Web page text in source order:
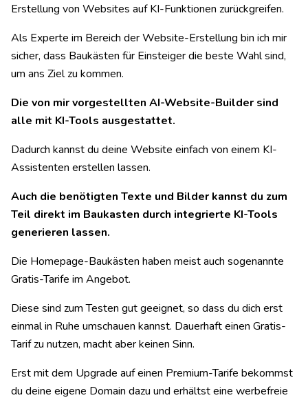
Erstellung von Websites auf KI-Funktionen zurückgreifen.
Als Experte im Bereich der Website-Erstellung bin ich mir
sicher, dass Baukästen für Einsteiger die beste Wahl sind,
um ans Ziel zu kommen.
Die von mir vorgestellten AI-Website-Builder sind
alle mit KI-Tools ausgestattet.
Dadurch kannst du deine Website einfach von einem KI-
Assistenten erstellen lassen.
Auch die benötigten Texte und Bilder kannst du zum
Teil direkt im Baukasten durch integrierte KI-Tools
generieren lassen.
Die Homepage-Baukästen haben meist auch sogenannte
Gratis-Tarife im Angebot.
Diese sind zum Testen gut geeignet, so dass du dich erst
einmal in Ruhe umschauen kannst. Dauerhaft einen Gratis-
Tarif zu nutzen, macht aber keinen Sinn.
Erst mit dem Upgrade auf einen Premium-Tarife bekommst
du deine eigene Domain dazu und erhältst eine werbefreie